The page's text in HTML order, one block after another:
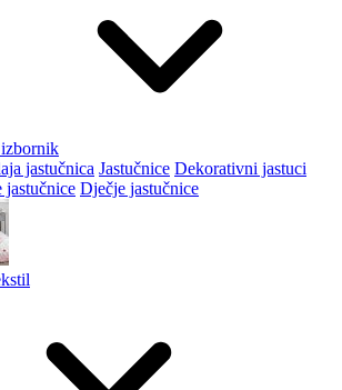
jastučnica Jastučnice Dekorativni jastuci
jastučnice Dječje jastučnice